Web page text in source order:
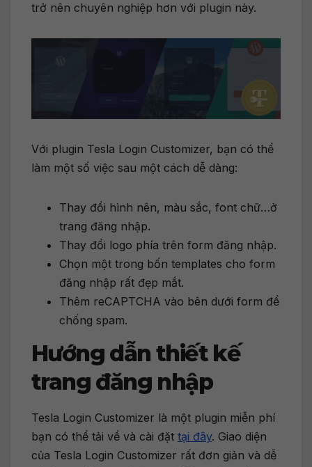
trở nên chuyên nghiệp hơn với plugin này.
Với plugin Tesla Login Customizer, bạn có thể
làm một số việc sau một cách dễ dàng:
Thay đổi hình nên, màu sắc, font chữ…ở
trang đăng nhập.
Thay đổi logo phía trên form đăng nhập.
Chọn một trong bốn templates cho form
đăng nhập rất đẹp mắt.
Thêm reCAPTCHA vào bên dưới form để
chống spam.
Hướng dẫn thiết kế
trang đăng nhập
Tesla Login Customizer là một plugin miễn phí
bạn có thể tải về và cài đặt tại đây. Giao diện
của Tesla Login Customizer rất đơn giản và dễ